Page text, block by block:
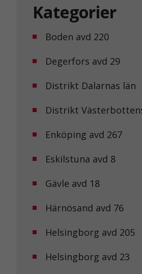
Kategorier
Boden avd 220
Degerfors avd 29
Distrikt Dalarnas län
Distrikt
Enköping avd 267
Eskilstuna avd 8
Gävle avd 18
Härnösand avd 76
Helsingborg avd 205
Helsingborg avd 23